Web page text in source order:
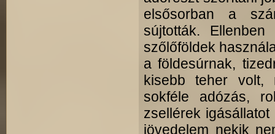
elsősorban a
sújtották.
szőlőföldek
a földesúrnak,
kisebb teher volt,
sokféle adózás,
zsellérek
jövedelem nekik